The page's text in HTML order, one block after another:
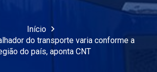
Início
do transporte varia conforme a
do país, aponta CNT